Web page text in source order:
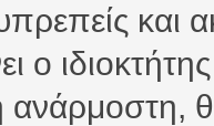
και
ο
ανάρμοστη,